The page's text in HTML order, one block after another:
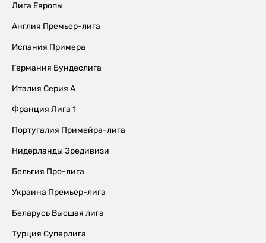
Лига Европы
Англия Премьер-лига
Испания Примера
Германия Бундеслига
Италия Серия А
Франция Лига 1
Португалия Примейра-лига
Нидерланды Эредивизи
Бельгия Про-лига
Украина Премьер-лига
Беларусь Высшая лига
Турция Суперлига